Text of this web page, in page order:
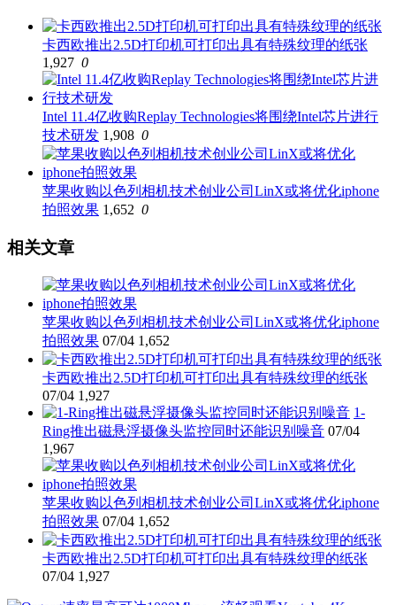
卡西欧推出2.5D打印机可打印出具有特殊纹理的纸张
1,927 0
Intel 11.4亿收购Replay Technologies将围绕Intel芯片进行
技术研发 1,908 0
苹果收购以色列相机技术创业公司LinX或将优化iphone
拍照效果 1,652 0
相关文章
苹果收购以色列相机技术创业公司LinX或将优化iphone
拍照效果 07/04 1,652
卡西欧推出2.5D打印机可打印出具有特殊纹理的纸张
07/04 1,927
1-
Ring推出磁悬浮摄像头监控同时还能识别噪音 07/04
1,967
苹果收购以色列相机技术创业公司LinX或将优化iphone
拍照效果 07/04 1,652
卡西欧推出2.5D打印机可打印出具有特殊纹理的纸张
07/04 1,927